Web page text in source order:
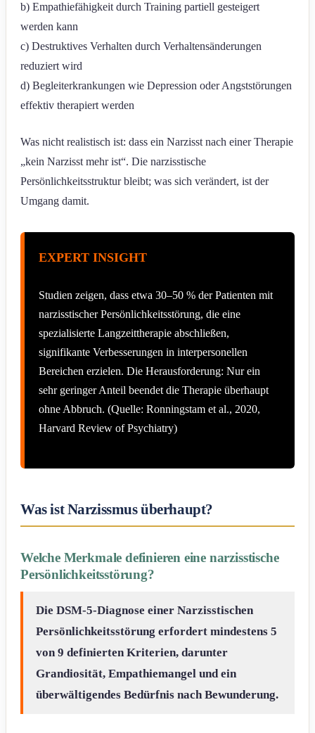
b) Empathiefähigkeit durch Training partiell gesteigert
werden kann
c) Destruktives Verhalten durch Verhaltensänderungen
reduziert wird
d) Begleiterkrankungen wie Depression oder Angststörungen
effektiv therapiert werden
Was nicht realistisch ist: dass ein Narzisst nach einer Therapie
„kein Narzisst mehr ist“. Die narzisstische
Persönlichkeitsstruktur bleibt; was sich verändert, ist der
Umgang damit.
EXPERT INSIGHT
Studien zeigen, dass etwa 30–50 % der Patienten mit
narzisstischer Persönlichkeitsstörung, die eine
spezialisierte Langzeittherapie abschließen,
signifikante Verbesserungen in interpersonellen
Bereichen erzielen. Die Herausforderung: Nur ein
sehr geringer Anteil beendet die Therapie überhaupt
ohne Abbruch. (Quelle: Ronningstam et al., 2020,
Harvard Review of Psychiatry)
Was ist Narzissmus überhaupt?
Welche Merkmale definieren eine narzisstische
Persönlichkeitsstörung?
Die DSM-5-Diagnose einer Narzisstischen
Persönlichkeitsstörung erfordert mindestens 5
von 9 definierten Kriterien, darunter
Grandiosität, Empathiemangel und ein
überwältigendes Bedürfnis nach Bewunderung.